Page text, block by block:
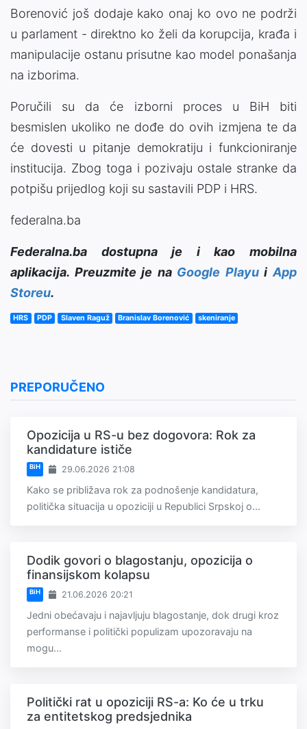
Borenović još dodaje kako onaj ko ovo ne podrži
u parlament - direktno ko želi da korupcija, krađa i
manipulacije ostanu prisutne kao model ponašanja
na izborima.
Poručili su da će izborni proces u BiH biti
besmislen ukoliko ne dođe do ovih izmjena te da
će dovesti u pitanje demokratiju i funkcioniranje
institucija. Zbog toga i pozivaju ostale stranke da
potpišu prijedlog koji su sastavili PDP i HRS.
federalna.ba
Federalna.ba dostupna je i kao mobilna
aplikacija. Preuzmite je na Google PlayuiApp
Storeu.
HRS PDP Slaven Raguž Branislav Borenović skeniranje
PREPORUČENO
Opozicija u RS-u bez dogovora: Rok za
kandidature ističe
BiH 29.06.2026 21:08
Kako se približava rok za podnošenje kandidatura,
politička situacija u opoziciji u Republici Srpskoj o...
Dodik govori o blagostanju, opozicija o
finansijskom kolapsu
BiH 21.06.2026 20:21
Jedni obećavaju i najavljuju blagostanje, dok drugi kroz
performanse i politički populizam upozoravaju na
mogu...
Politički rat u opoziciji RS-a: Ko će u trku
za entitetskog predsjednika